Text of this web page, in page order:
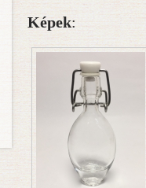
Képek: